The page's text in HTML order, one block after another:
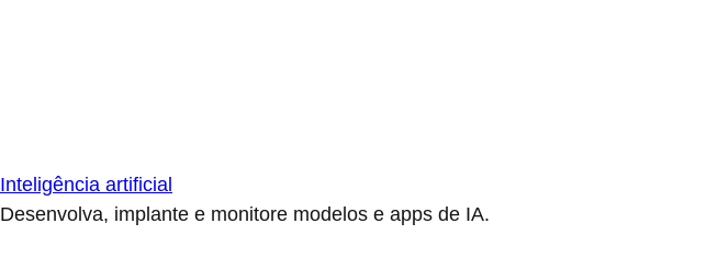
Inteligência artificial
Desenvolva, implante e monitore modelos e apps de IA.